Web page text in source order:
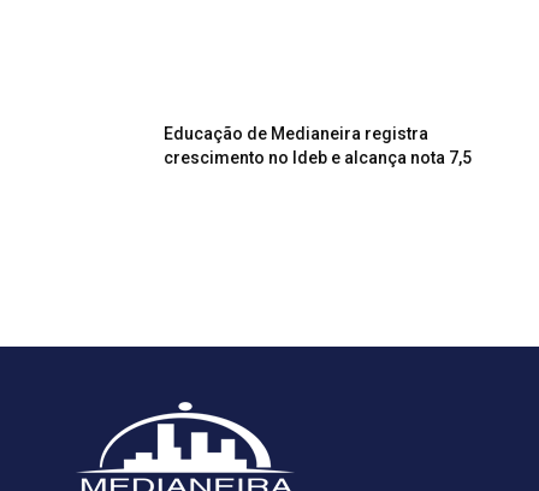
Educação de Medianeira registra
crescimento no Ideb e alcança nota 7,5